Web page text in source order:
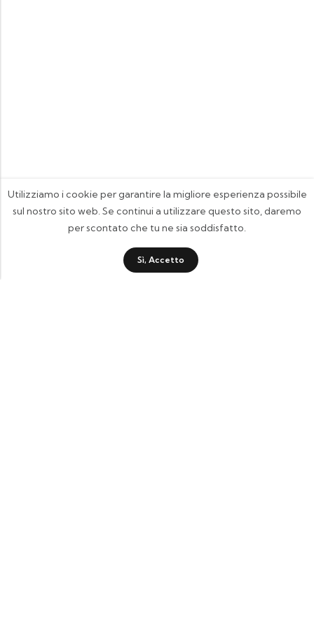
Utilizziamo i cookie per garantire la migliore esperienza possibile
sul nostro sito web. Se continui a utilizzare questo sito, daremo
per scontato che tu ne sia soddisfatto.
Sì, Accetto